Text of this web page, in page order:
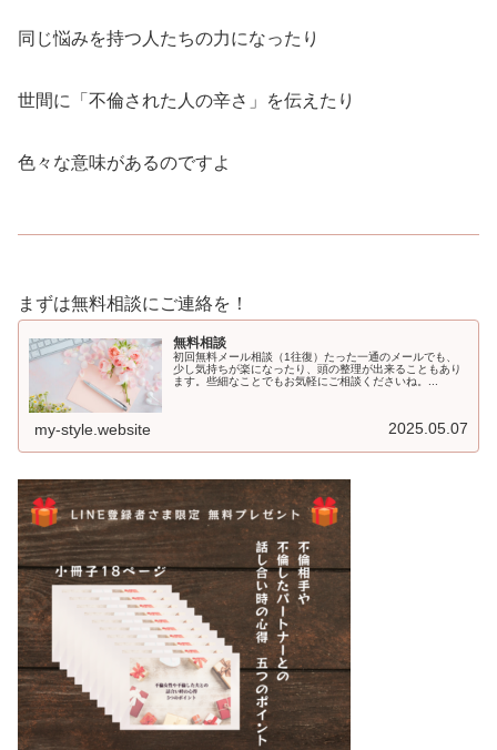
同じ悩みを持つ人たちの力になったり
世間に「不倫された人の辛さ」を伝えたり
色々な意味があるのですよ
まずは無料相談にご連絡を！
無料相談
初回無料メール相談（1往復）たった一通のメールでも、
少し気持ちが楽になったり、頭の整理が出来ることもあり
ます。些細なことでもお気軽にご相談くださいね。...
my-style.website 2025.05.07